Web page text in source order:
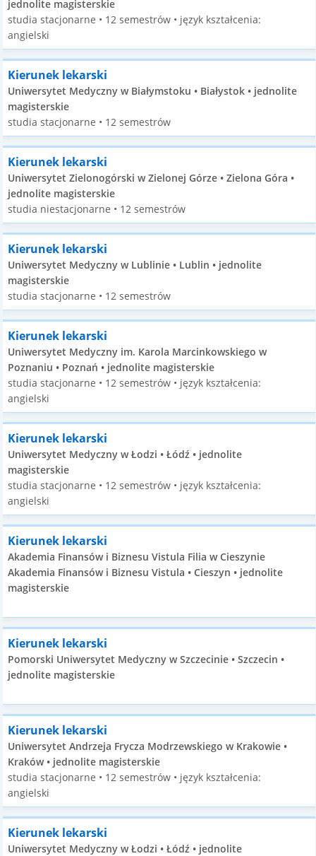
jednolite magisterskie
studia stacjonarne • 12 semestrów • język kształcenia:
angielski
Kierunek lekarski
Uniwersytet Medyczny w Białymstoku • Białystok • jednolite
magisterskie
studia stacjonarne • 12 semestrów
Kierunek lekarski
Uniwersytet Zielonogórski w Zielonej Górze • Zielona Góra •
jednolite magisterskie
studia niestacjonarne • 12 semestrów
Kierunek lekarski
Uniwersytet Medyczny w Lublinie • Lublin • jednolite
magisterskie
studia stacjonarne • 12 semestrów
Kierunek lekarski
Uniwersytet Medyczny im. Karola Marcinkowskiego w
Poznaniu • Poznań • jednolite magisterskie
studia stacjonarne • 12 semestrów • język kształcenia:
angielski
Kierunek lekarski
Uniwersytet Medyczny w Łodzi • Łódź • jednolite
magisterskie
studia stacjonarne • 12 semestrów • język kształcenia:
angielski
Kierunek lekarski
Akademia Finansów i Biznesu Vistula Filia w Cieszynie
Akademia Finansów i Biznesu Vistula • Cieszyn • jednolite
magisterskie
Kierunek lekarski
Pomorski Uniwersytet Medyczny w Szczecinie • Szczecin •
jednolite magisterskie
Kierunek lekarski
Uniwersytet Andrzeja Frycza Modrzewskiego w Krakowie •
Kraków • jednolite magisterskie
studia stacjonarne • 12 semestrów • język kształcenia:
angielski
Kierunek lekarski
Uniwersytet Medyczny w Łodzi • Łódź • jednolite